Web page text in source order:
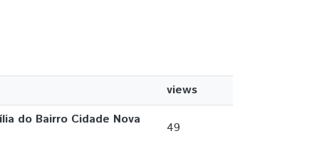
views
do Bairro Cidade Nova
49